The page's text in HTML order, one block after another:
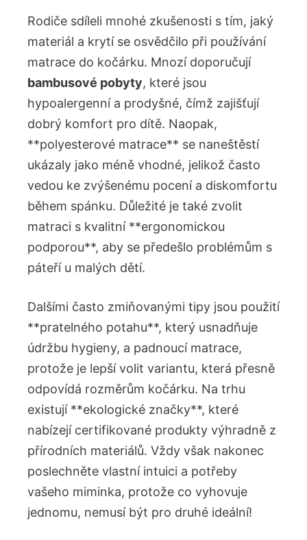
Rodiče sdíleli mnohé zkušenosti s tím, jaký
materiál a krytí se osvědčilo při používání
matrace do kočárku. Mnozí doporučují
bambusové pobyty, které jsou
hypoalergenní a prodyšné, čímž zajišťují
dobrý komfort pro dítě. Naopak,
**polyesterové matrace** se naneštěstí
ukázaly jako méně vhodné, jelikož často
vedou ke zvýšenému pocení a diskomfortu
během spánku. Důležité je také zvolit
matraci s kvalitní **ergonomickou
podporou**, aby se předešlo problémům s
páteří u malých dětí.
Dalšími často zmiňovanými tipy jsou použití
**pratelného potahu**, který usnadňuje
údržbu hygieny, a padnoucí matrace,
protože je lepší volit variantu, která přesně
odpovídá rozměrům kočárku. Na trhu
existují **ekologické značky**, které
nabízejí certifikované produkty výhradně z
přírodních materiálů. Vždy však nakonec
poslechněte vlastní intuici a potřeby
vašeho miminka, protože co vyhovuje
jednomu, nemusí být pro druhé ideální!